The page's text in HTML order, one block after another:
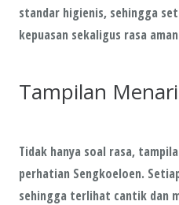
standar higienis, sehingga
kepuasan sekaligus rasa
Tampilan
Tidak hanya soal rasa,
perhatian Sengkoeloen.
sehingga terlihat cantik dan